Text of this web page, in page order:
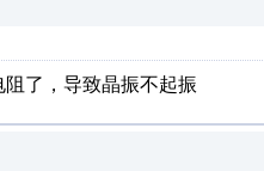
了，导致晶振不起振